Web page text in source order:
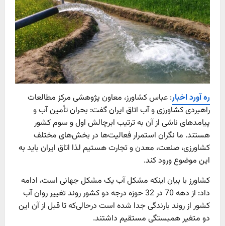
ره آورد اخبار: عباس کشاورز، معاون پژوهشی مرکز مطالعات
راهبردی کشاورزی و آب اتاق ایران گفت: بحران تأمین آب و
پیامدهای ناشی از آن به ترتیب ابرچالش اول و سوم کشور
هستند. ما نگران استمرار فعالیت‌ها در بخش‌های مختلف
کشاورزی، صنعت، معدن و تجارت هستیم لذا اتاق ایران باید به
این موضوع ورود کند.
کشاورز با بیان اینکه مشکل آب یک مشکل جهانی است، ادامه
داد: از دهه 70 در 32 حوزه درجه دو کشور روند تغییر روان آب
کشور از روند بارندگی جدا شده است درحالی‌که تا قبل از آن این
دو متغیر همبستگی مستقیم داشتند.